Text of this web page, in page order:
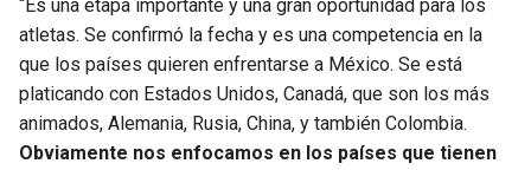
SEAHAWKS
BEARS
PELICANS
SPURS
“Es una etapa importante y una gran oportunidad para los
atletas. Se confirmó la fecha y es una competencia en la
que los países quieren enfrentarse a México. Se está
platicando con Estados Unidos, Canadá, que son los más
animados, Alemania, Rusia, China, y también Colombia.
Obviamente nos enfocamos en los países que tienen